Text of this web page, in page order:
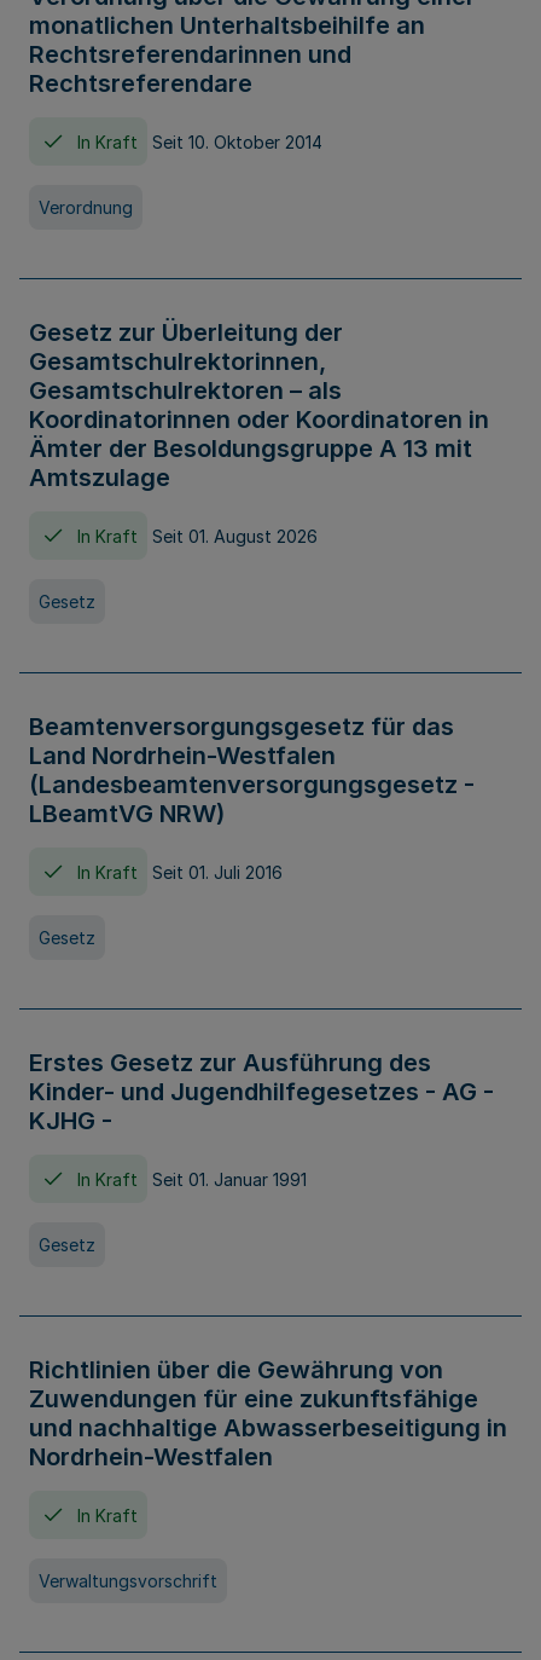
monatlichen Unterhaltsbeihilfe an
Rechtsreferendarinnen und
Rechtsreferendare
In Kraft Seit 10. Oktober 2014
Verordnung
Gesetz zur Überleitung der
Gesamtschulrektorinnen,
Gesamtschulrektoren – als
Koordinatorinnen oder Koordinatoren in
Ämter der Besoldungsgruppe A 13 mit
Amtszulage
In Kraft Seit 01. August 2026
Gesetz
Beamtenversorgungsgesetz für das
Land Nordrhein-Westfalen
(Landesbeamtenversorgungsgesetz -
LBeamtVG NRW)
In Kraft Seit 01. Juli 2016
Gesetz
Erstes Gesetz zur Ausführung des
Kinder- und Jugendhilfegesetzes - AG -
KJHG -
In Kraft Seit 01. Januar 1991
Gesetz
Richtlinien über die Gewährung von
Zuwendungen für eine zukunftsfähige
und nachhaltige Abwasserbeseitigung in
Nordrhein-Westfalen
In Kraft
Verwaltungsvorschrift